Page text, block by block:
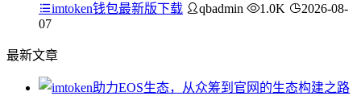
imtoken钱包最新版下载 qbadmin 1.0K
2026-08-
07
最新文章